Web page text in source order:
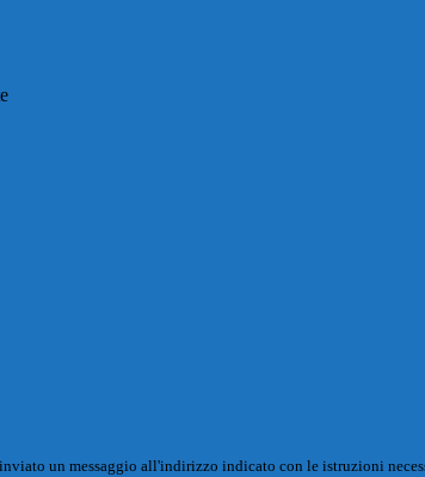
un messaggio all'indirizzo indicato con le istruzioni